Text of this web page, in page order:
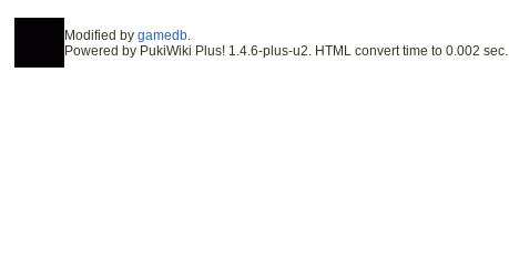
Modified bygamedb.
Powered by PukiWiki Plus! 1.4.6-plus-u2. HTML convert time to 0.002 sec.